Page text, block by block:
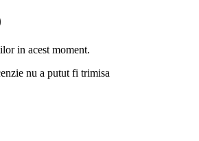
in acest moment.
nu a putut fi trimisa